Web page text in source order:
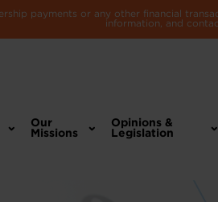
payments or any other financial
information, and
Our
Missions
Opinions &
Legislation